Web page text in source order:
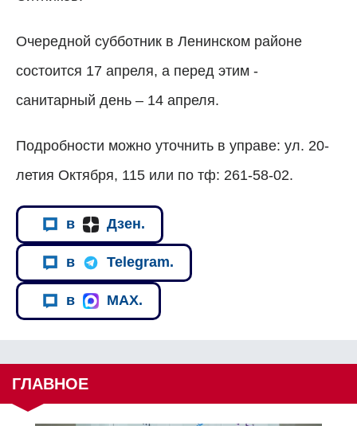
Очередной субботник в Ленинском районе
состоится 17 апреля, а перед этим -
санитарный день – 14 апреля.
Подробности можно уточнить в управе: ул. 20-
летия Октября, 115 или по тф: 261-58-02.
в Дзен.
в Telegram.
в MAX.
ГЛАВНОЕ